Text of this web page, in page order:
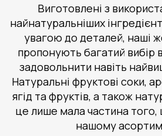
Виготовлені з
найнатуральніших
увагою до деталей, наші
пропонують багатий вибір
задовольнити навіть
Натуральні фруктові соки,
ягід та фруктів, а також
це лише мала частина
нашому